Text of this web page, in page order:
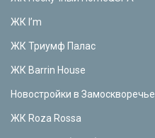
ЖК I’m
ЖК Триумф Палас
ЖК Barrin House
Новостройки в Замоскворечье
ЖК Roza Rossa